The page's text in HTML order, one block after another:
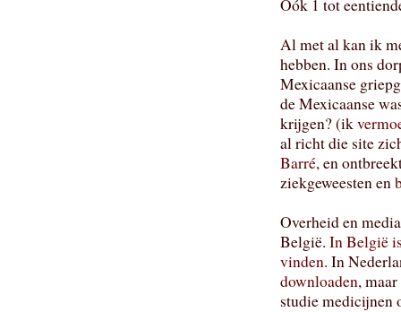
Oók 1 tot
Al met al kan ik
hebben. In ons
Mexicaanse
de Mexicaanse
krijgen? (ik
al richt die site
Barré, en
ziekgeweesten en
Overheid en
België. In België
vinden. In
downloaden,
studie medicijnen